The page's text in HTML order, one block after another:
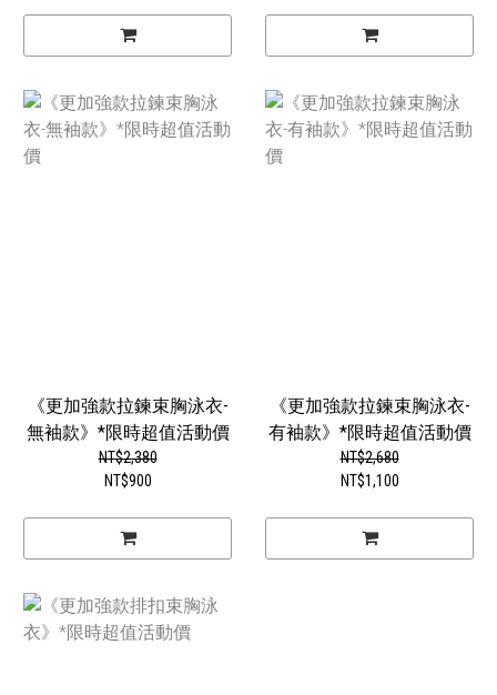
《更加強款拉鍊束胸泳衣-
無袖款》*限時超值活動價
NT$2,380
NT$900
《更加強款拉鍊束胸泳衣-
有袖款》*限時超值活動價
NT$2,680
NT$1,100